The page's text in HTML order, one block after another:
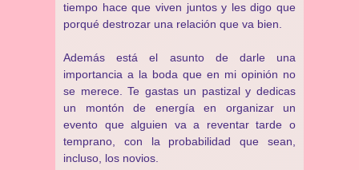
tiempo hace que viven juntos y les digo que
porqué destrozar una relación que va bien.
Además está el asunto de darle una
importancia a la boda que en mi opinión no
se merece. Te gastas un pastizal y dedicas
un montón de energía en organizar un
evento que alguien va a reventar tarde o
temprano, con la probabilidad que sean,
incluso, los novios.